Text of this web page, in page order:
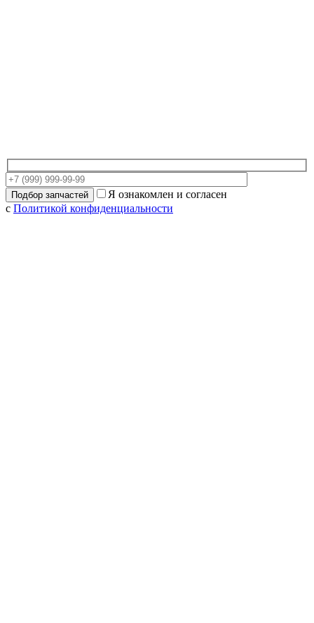
Я ознакомлен и согласен
с Политикой конфиденциальности